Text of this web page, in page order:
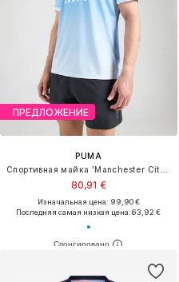
ПРЕДЛОЖЕНИЕ
PUMA
80,91 €
Изначальная цена: 99,90 €
Последняя самая низкая цена:63,92 €